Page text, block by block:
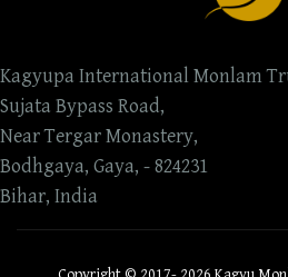
Kagyupa International Monlam
Sujata Bypass Road,
Near Tergar Monastery,
Bodhgaya, Gaya, - 824231
Bihar, India